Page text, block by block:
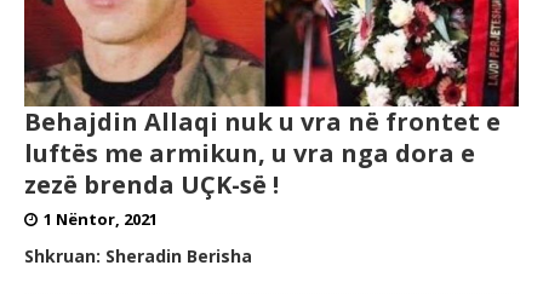
Behajdin Allaqi nuk u vra në frontet e
luftës me armikun, u vra nga dora e
zezë brenda UÇK-së !
1 Nëntor, 2021
Shkruan: Sheradin Berisha